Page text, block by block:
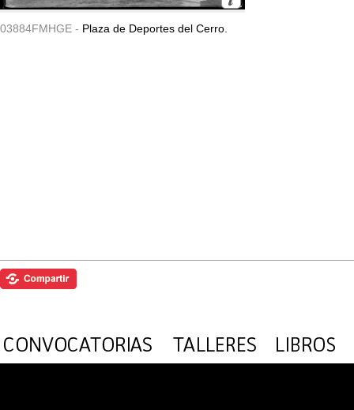
03884FMHGE - Plaza de Deportes del Cerro.